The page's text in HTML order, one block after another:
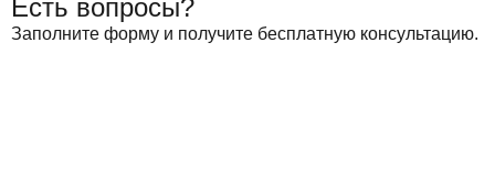
Есть вопросы?
Заполните форму и получите бесплатную консультацию.